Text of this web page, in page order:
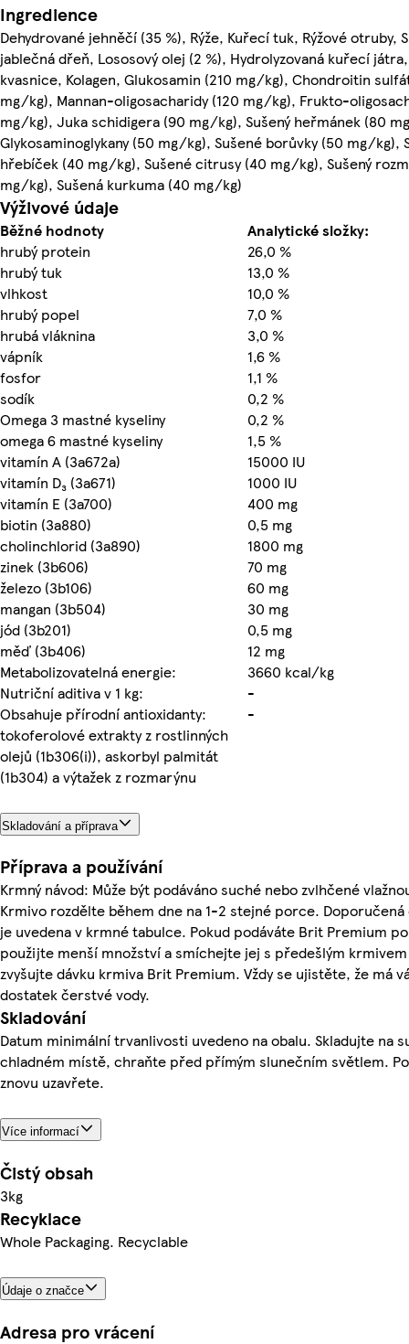
Ingredience
Dehydrované jehněčí (35 %), Rýže, Kuřecí tuk, Rýžové otruby,
jablečná dřeň, Lososový olej (2 %), Hydrolyzovaná kuřecí
kvasnice, Kolagen, Glukosamin (210 mg/kg), Chondroitin
mg/kg), Mannan-oligosacharidy (120 mg/kg), Frukto-
mg/kg), Juka schidigera (90 mg/kg), Sušený heřmánek (80
Glykosaminoglykany (50 mg/kg), Sušené borůvky (50 mg/kg),
hřebíček (40 mg/kg), Sušené citrusy (40 mg/kg), Sušený
mg/kg), Sušená kurkuma (40 mg/kg)
Výživové údaje
Běžné hodnoty
Analytické složky:
hrubý protein
26,0 %
hrubý tuk
13,0 %
vlhkost
10,0 %
hrubý popel
7,0 %
hrubá vláknina
3,0 %
vápník
1,6 %
fosfor
1,1 %
sodík
0,2 %
Omega 3 mastné kyseliny
0,2 %
omega 6 mastné kyseliny
1,5 %
vitamín A (3a672a)
15000 IU
vitamín D₃ (3a671)
1000 IU
vitamín E (3a700)
400 mg
biotin (3a880)
0,5 mg
cholinchlorid (3a890)
1800 mg
zinek (3b606)
70 mg
železo (3b106)
60 mg
mangan (3b504)
30 mg
jód (3b201)
0,5 mg
měď (3b406)
12 mg
Metabolizovatelná energie:
3660 kcal/kg
Nutriční aditiva v 1 kg:
-
Obsahuje přírodní antioxidanty:
tokoferolové extrakty z rostlinných
olejů (1b306(i)), askorbyl palmitát
(1b304) a výtažek z rozmarýnu
-
Skladování a příprava
Příprava a používání
Krmný návod: Může být podáváno suché nebo zvlhčené
Krmivo rozdělte během dne na 1-2 stejné porce. Doporučená
je uvedena v krmné tabulce. Pokud podáváte Brit Premium
použijte menší množství a smíchejte jej s předešlým
zvyšujte dávku krmiva Brit Premium. Vždy se ujistěte, že má
dostatek čerstvé vody.
Skladování
Datum minimální trvanlivosti uvedeno na obalu. Skladujte na
chladném místě, chraňte před přímým slunečním světlem.
znovu uzavřete.
Více informací
Čistý obsah
3kg
Recyklace
Whole Packaging. Recyclable
Údaje o značce
Adresa pro vrácení